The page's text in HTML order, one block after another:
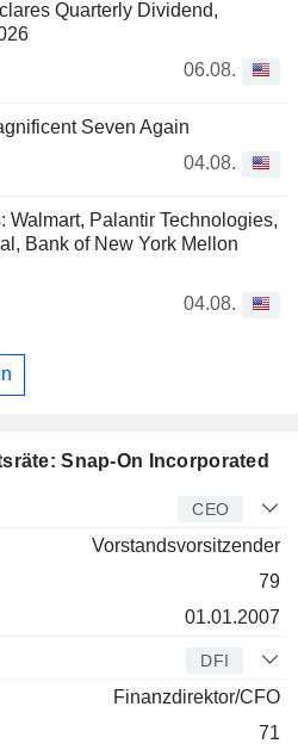
Quarterly Dividend,
06.08.
Seven Again
04.08.
Walmart, Palantir Technologies,
Bank of New York Mellon
04.08.
Snap-On Incorporated
CEO
Vorstandsvorsitzender
79
01.01.2007
DFI
Finanzdirektor/CFO
71